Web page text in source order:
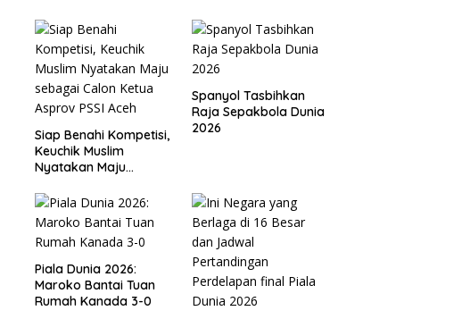
Siap Benahi Kompetisi,
Keuchik Muslim
Nyatakan Maju
Asprov PSSI Aceh
Spanyol Tasbihkan
Raja Sepakbola Dunia
2026
Piala Dunia 2026:
Maroko Bantai Tuan
Rumah Kanada 3-0